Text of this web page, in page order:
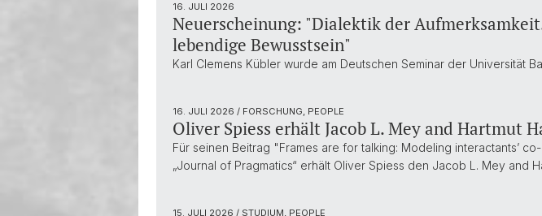
16. JULI 2026
Neuerscheinung: "Dialektik der
lebendige Bewusstsein"
Karl Clemens Kübler wurde am Deutschen Seminar der Universität
16. JULI 2026 / FORSCHUNG, PEOPLE
Oliver Spiess erhält Jacob L. Mey and Hartmut
Für seinen Beitrag "Frames are for talking: Modeling interactants’
„Journal of Pragmatics“ erhält Oliver Spiess den Jacob L. Mey and
15. JULI 2026 / STUDIUM, PEOPLE